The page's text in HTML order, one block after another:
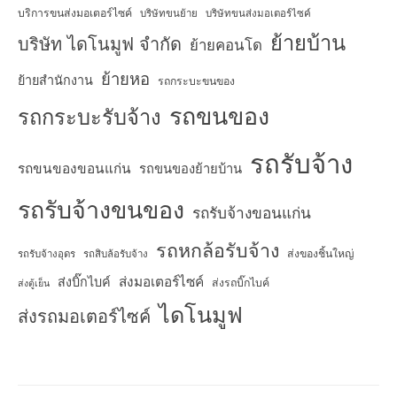
บริการขนส่งมอเตอร์ไซค์ บริษัทขนย้าย บริษัทขนส่งมอเตอร์ไซค์
บริษัท ไดโนมูฟ จำกัด ย้ายคอนโด ย้ายบ้าน
ย้ายสำนักงาน ย้ายหอ รถกระบะขนของ
รถกระบะรับจ้าง รถขนของ
รถขนของขอนแก่น รถขนของย้ายบ้าน รถรับจ้าง
รถรับจ้างขนของ รถรับจ้างขอนแก่น
รถรับจ้างอุดร รถสิบล้อรับจ้าง รถหกล้อรับจ้าง ส่งของชิ้นใหญ่
ส่งตู้เย็น ส่งบิ๊กไบค์ ส่งมอเตอร์ไซค์ ส่งรถบิ๊กไบค์
ส่งรถมอเตอร์ไซค์ ไดโนมูฟ